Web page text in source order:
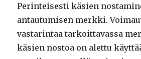
Perinteisesti käsien
antautumisen merkki.
vastarintaa tarkoittavassa
käsien nostoa on alettu